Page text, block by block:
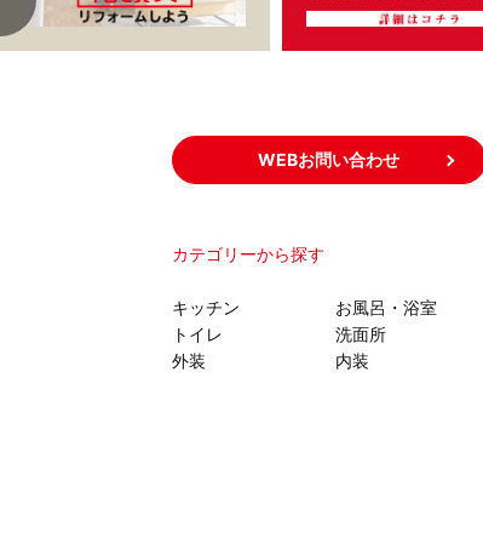
WEBお問い合わせ
カテゴリーから探す
キッチン
お風呂・浴室
トイレ
洗面所
外装
内装